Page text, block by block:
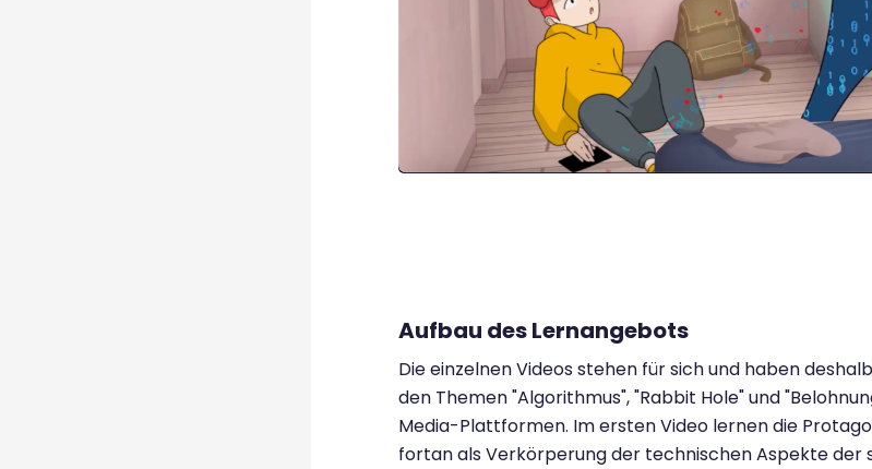
Aufbau des Lernangebots
Die einzelnen Videos stehen für sich und haben
den Themen "Algorithmus", "Rabbit Hole" und
Media-Plattformen. Im ersten Video lernen die
fortan als Verkörperung der technischen Aspekte der